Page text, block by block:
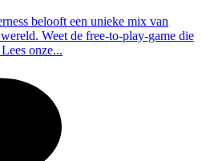
belooft een unieke mix van
Weet de free-to-play-game die
onze...